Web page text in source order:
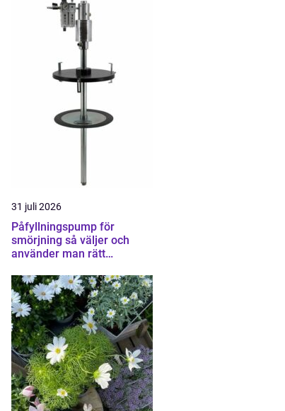
31 juli 2026
Påfyllningspump för
smörjning så väljer och
använder man rätt